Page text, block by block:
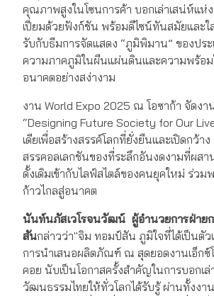
คุณภาพสูงในโซนการค้า บอกเล่าเสน่ห์แห่
เปี่ยมด้วยฟังก์ชัน พร้อมดีไซน์ทันสมัยและใ
รับกับธีมการจัดแสดง “ภูมิพิมาน” ของปร
ความภาคภูมิในผืนแผ่นดินและความพร้อ
อนาคตอย่างสง่างาม
งาน World Expo 2025 ณ โอซาก้า จัดงา
“Designing Future Society for Our
เดียเพื่อสร้างสรรค์โลกที่ยั่งยืนและเปิดกว้
สรรคอลเลกชันของที่ระลึกอันงดงามที่ผส
ดั้งเดิมเข้ากับไลฟ์สไตล์ของคนยุคใหม่ ร่วม
ก้าวไกลสู่อนาคต
นันท์นภัสเวโรจนวัฒน์ ผู้อำนวยการฝ่าย
สันกล่าวว่า"จิม ทอมป์สัน ภูมิใจที่ได้เป็นตัว
การนำเสนอผลิตภัณฑ์ ณ สุดยอดงานเอ็กซ์
คอย นับเป็นโอกาสครั้งสำคัญในการบอกเ
วัฒนธรรมไทยให้ทั่วโลกได้รับรู้ ผ่านทั้งง